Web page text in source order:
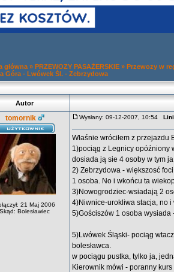
główna » PRZEWOZY PASAŻERSKIE » Przewozy w
Góra - Lwówek Śl. - Zebrzydowa
Autor
tomornik
21 Maj 2006
Skąd: Bolesławiec
Wysłany: 09-12-2007, 10:54
Właśnie wróciłem z
1)pociąg z Legnicy opóźniony
dosiada ją sie 4 osoby w tym
2) Zebrzydowa - większosć
1 osoba. No i wkońcu ta
3)Nowogrodziec-wsiadają 2
4)Niwnice-urokliwa stacja, no i
5)Gościszów 1 osoba wysiada
5)Lwówek Śląski- pociąg
bolesławca.
w pociągu pustka, tylko ja,
Kierownik mówi - poranny